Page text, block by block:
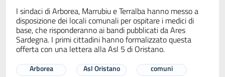
I sindaci di Arborea, Marrubiu e Terralba hanno messo a
disposizione dei locali comunali per ospitare i medici di
base, che risponderanno ai bandi pubblicati da Ares
Sardegna. I primi cittadini hanno formalizzato questa
offerta con una lettera alla Asl 5 di Oristano.
Arborea Asl Oristano comuni